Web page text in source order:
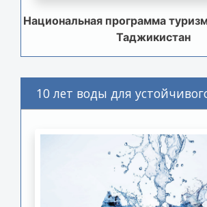
Национальная программа
Таджикистан
10 лет воды для